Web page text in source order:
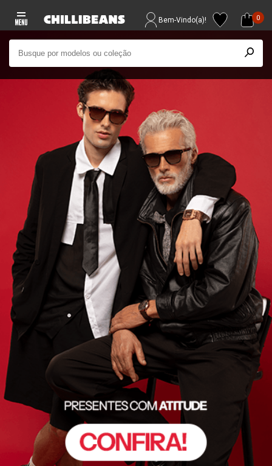
Bem-Vindo(a)! 0